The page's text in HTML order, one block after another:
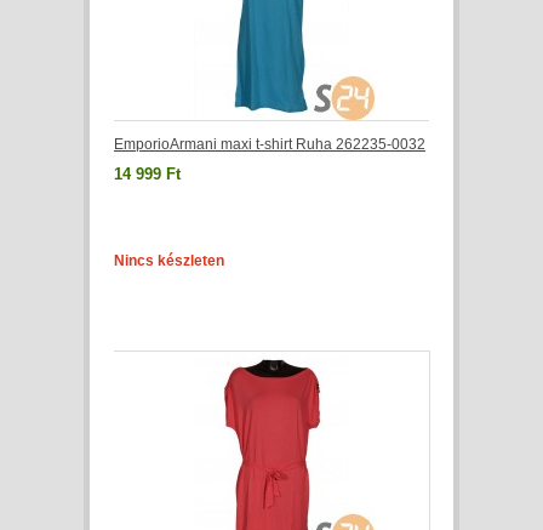
EmporioArmani maxi t-shirt Ruha 262235-0032
14 999 Ft
Nincs készleten